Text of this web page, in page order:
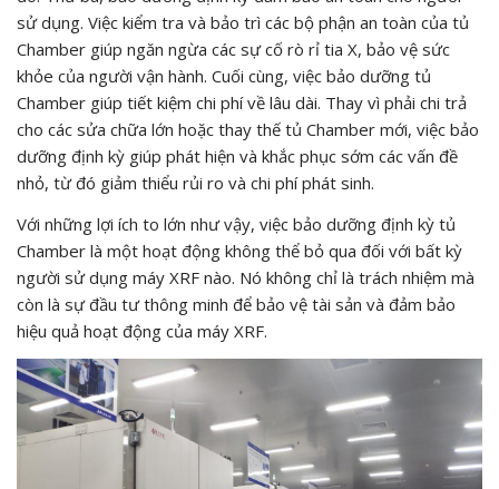
sử dụng. Việc kiểm tra và bảo trì các bộ phận an toàn của tủ
Chamber giúp ngăn ngừa các sự cố rò rỉ tia X, bảo vệ sức
khỏe của người vận hành. Cuối cùng, việc bảo dưỡng tủ
Chamber giúp tiết kiệm chi phí về lâu dài. Thay vì phải chi trả
cho các sửa chữa lớn hoặc thay thế tủ Chamber mới, việc bảo
dưỡng định kỳ giúp phát hiện và khắc phục sớm các vấn đề
nhỏ, từ đó giảm thiểu rủi ro và chi phí phát sinh.
Với những lợi ích to lớn như vậy, việc bảo dưỡng định kỳ tủ
Chamber là một hoạt động không thể bỏ qua đối với bất kỳ
người sử dụng máy XRF nào. Nó không chỉ là trách nhiệm mà
còn là sự đầu tư thông minh để bảo vệ tài sản và đảm bảo
hiệu quả hoạt động của máy XRF.